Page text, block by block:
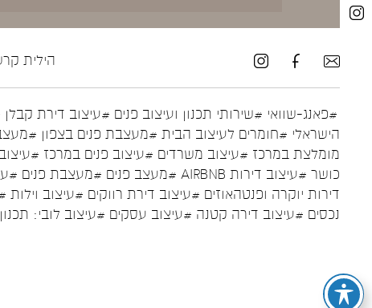
הילית קרש
#פאנג-שוואי #שירותי תכנון ועיצוב פנים #עיצוב דירת קבלן
הישראלי #חומרים לעיצוב הבית #מעצבת פנים בצפון
מומלצת במרכז #עיצוב משרדים #עיצוב פנים במרכז
כושר #עיצוב דירות AIRBNB #מעצב פנים #מעצבת פנים
דירות יוקרה ופנטהאוזים #עיצוב דירת רווקים #עיצוב וילות
נכסים #עיצוב דירה קטנה #עיצוב עסקים #עיצוב לובי: